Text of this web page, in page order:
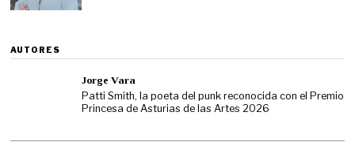
AUTORES
Jorge Vara
Patti Smith, la poeta del punk reconocida con el Premio
Princesa de Asturias de las Artes 2026